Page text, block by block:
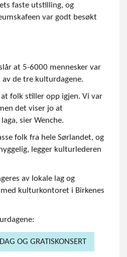
faste utstilling, og
var godt besøkt
at 5-6000 mennesker var
de tre kulturdagene.
folk stiller opp igjen. Vi var
det viser jo at
sier Wenche.
folk fra hele Sørlandet, og
legger kulturlederen
av lokale lag og
kulturkontoret i Birkenes
OG GRATISKONSERT